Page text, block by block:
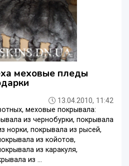
меховые пледы
13.04.2010, 11:42
меховые покрывала:
из чернобурки, покрывала
норки, покрывала из рысей,
из койотов,
из каракуля,
из ...